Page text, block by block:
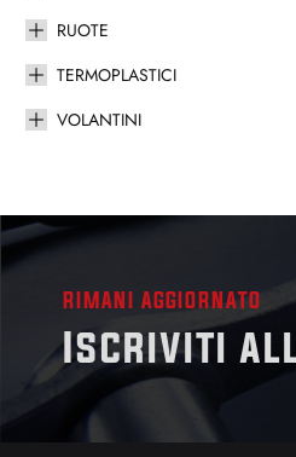
RUOTE
TERMOPLASTICI
VOLANTINI
RIMANI AGGIORNATO
Iscriviti